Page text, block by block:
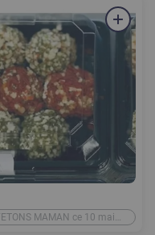
MAMAN ce 10 mai